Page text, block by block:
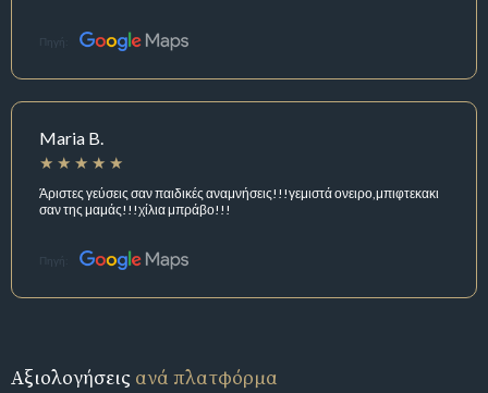
Πηγή:
Maria B.
Άριστες γεύσεις σαν παιδικές αναμνήσεις!!!γεμιστά ονειρο,μπιφτεκακι
σαν της μαμάς!!!χίλια μπράβο!!!
Πηγή:
Αξιολογήσεις ανά πλατφόρμα